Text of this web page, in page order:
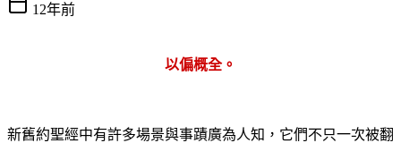
12年前
以偏概全。
新舊約聖經中有許多場景與事蹟廣為人知，它們不只一次被翻